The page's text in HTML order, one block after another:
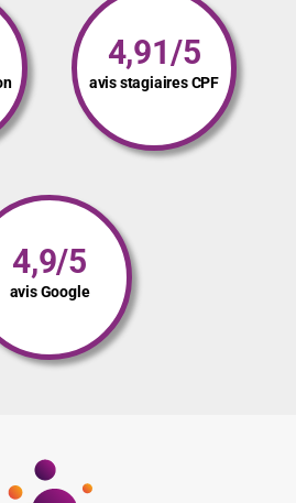
4,91/5
avis stagiaires CPF
4,9/5
avis Google